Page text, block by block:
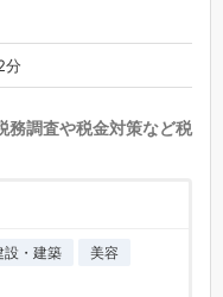
分
務調査や税金対策など税
設・建築
美容